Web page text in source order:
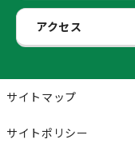
アクセス
サイトマップ
サイトポリシー